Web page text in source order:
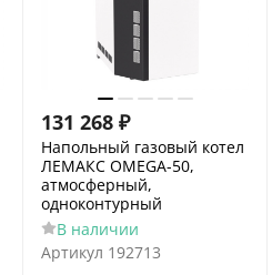
131 268 ₽
Напольный газовый котел
ЛЕМАКС OMEGA-50,
атмосферный,
одноконтурный
В наличии
Артикул 192713